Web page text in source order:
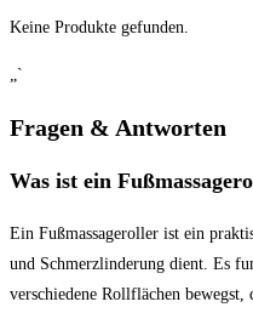
Keine Produkte gefunden.
„`‍
Fragen & Antworten
Was ist ⁤ein
Ein ‍Fußmassageroller ⁤ist ein
‌und Schmerzlinderung⁤ dient. Es
verschiedene Rollflächen